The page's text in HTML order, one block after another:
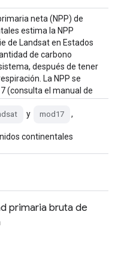
neta (NPP) de
estima la NPP
de Landsat en Estados
de carbono
después de tener
La NPP se
(consulta el manual de
y mod17 ,
continentales
primaria bruta de